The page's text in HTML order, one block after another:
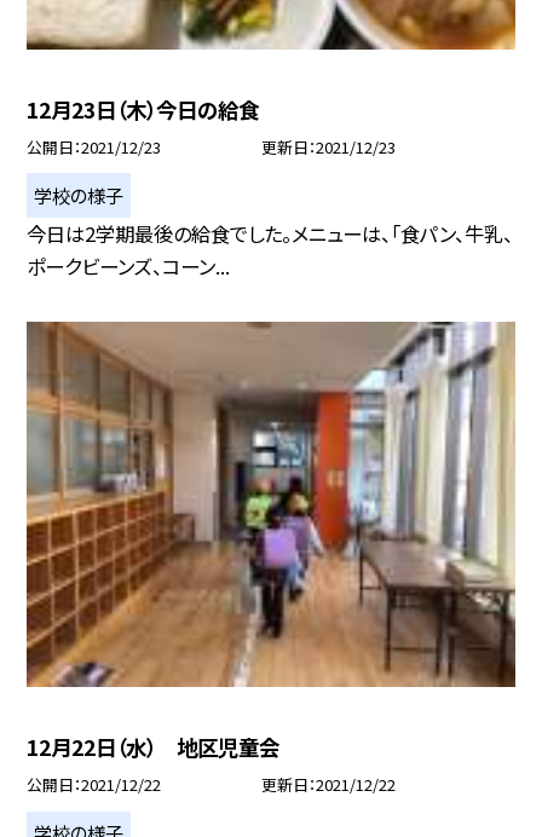
12月23日（木）今日の給食
公開日 2021/12/23 更新日 2021/12/23
学校の様子
今日は2学期最後の給食でした。メニューは、「食パン、牛乳、
ポークビーンズ、コーン...
12月22日（水） 地区児童会
公開日 2021/12/22 更新日 2021/12/22